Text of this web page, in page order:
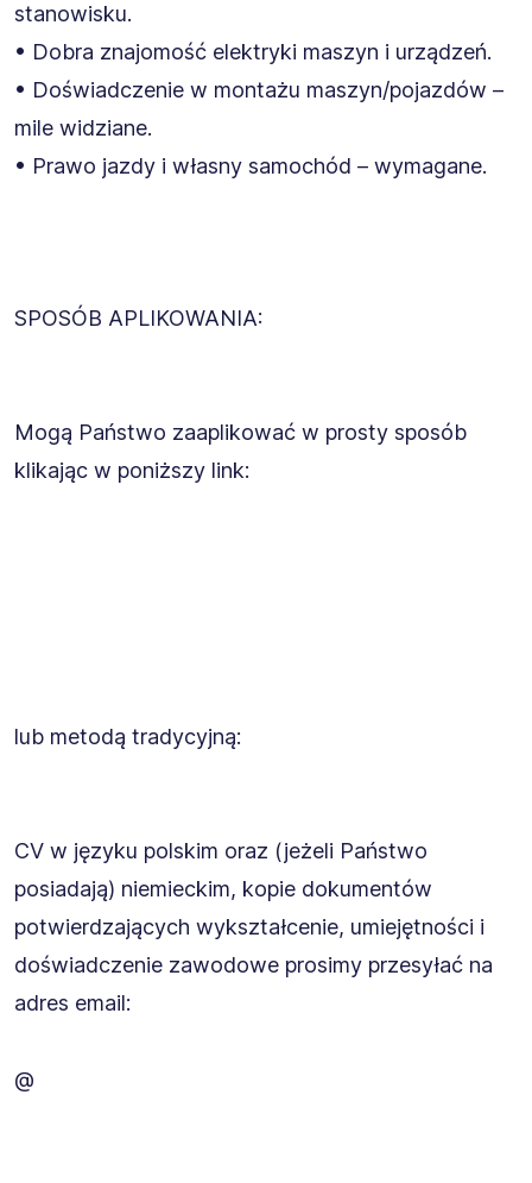
stanowisku.
• Dobra znajomość elektryki maszyn i urządzeń.
• Doświadczenie w montażu maszyn/pojazdów –
mile widziane.
• Prawo jazdy i własny samochód – wymagane.
SPOSÓB APLIKOWANIA:
Mogą Państwo zaaplikować w prosty sposób
klikając w poniższy link:
lub metodą tradycyjną:
CV w języku polskim oraz (jeżeli Państwo
posiadają) niemieckim, kopie dokumentów
potwierdzających wykształcenie, umiejętności i
doświadczenie zawodowe prosimy przesyłać na
adres email:
@